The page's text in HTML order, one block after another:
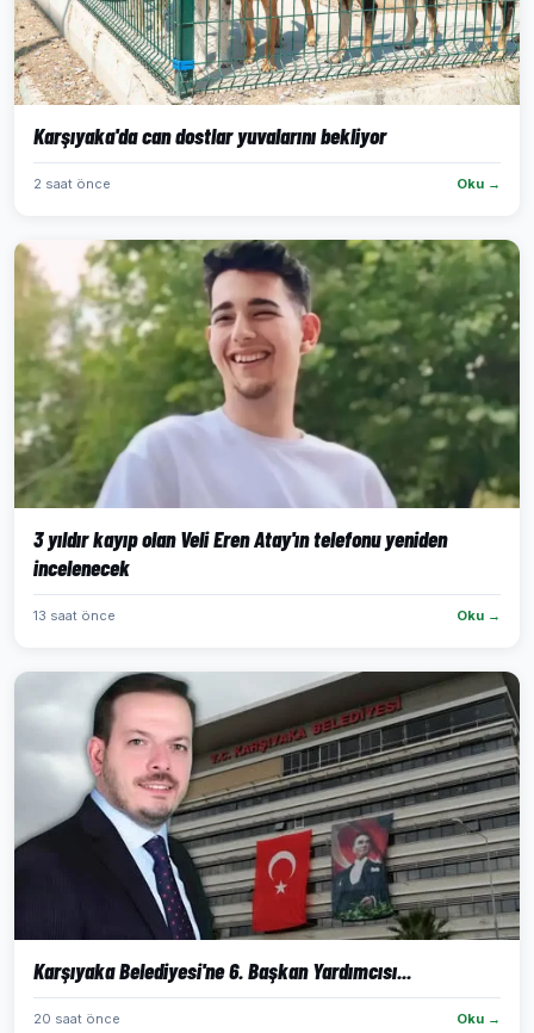
Karşıyaka'da can dostlar yuvalarını bekliyor
2 saat önce Oku →
3 yıldır kayıp olan Veli Eren Atay'ın telefonu yeniden
incelenecek
13 saat önce Oku →
Karşıyaka Belediyesi'ne 6. Başkan Yardımcısı...
20 saat önce Oku →